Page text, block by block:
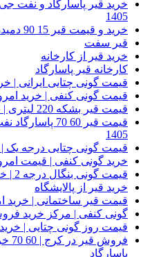
خرید قیر پاسارگاد و نفت
1405
خرید و قیمت قیر 15 90 دمیده امروز
قیر سفت
خرید قیر از کارخانه
کارخانه قیر پاسارگاد
قیمت گونی چتایی ایرانی | خرید
قیمت گونی کنفی | خرید
قیمت قیر بشکه 220 لیتری | خرید امروز پالایشگاه
قیمت قیر 60 70
1405
قیمت گونی چتایی درجه یک |
خرید گونی کنفی | قیمت
قیمت گونی بنگال درجه 2 | خرید امروز مرداد ماه 1405
خرید قیر از پالایشگاه
قیمت قیر ساختمانی | خرید
گونی کنفی | مرکز خرید
قیمت روز گونی چتایی | خرید از
پاسارگاد